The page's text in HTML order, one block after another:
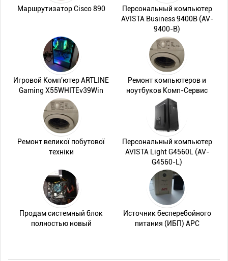
Маршрутизатор Cisco 890
Персональный компьютер
AVISTA Business 9400B (AV-
9400-B)
Игровой Комп'ютер ARTLINE
Gaming X55WHITEv39Win
Ремонт компьютеров и
ноутбуков Комп-Сервис
Ремонт великої побутової
техніки
Персональный компьютер
AVISTA Light G4560L (AV-
G4560-L)
Продам системный блок
полностью новый
Источник бесперебойного
питания (ИБП) APC